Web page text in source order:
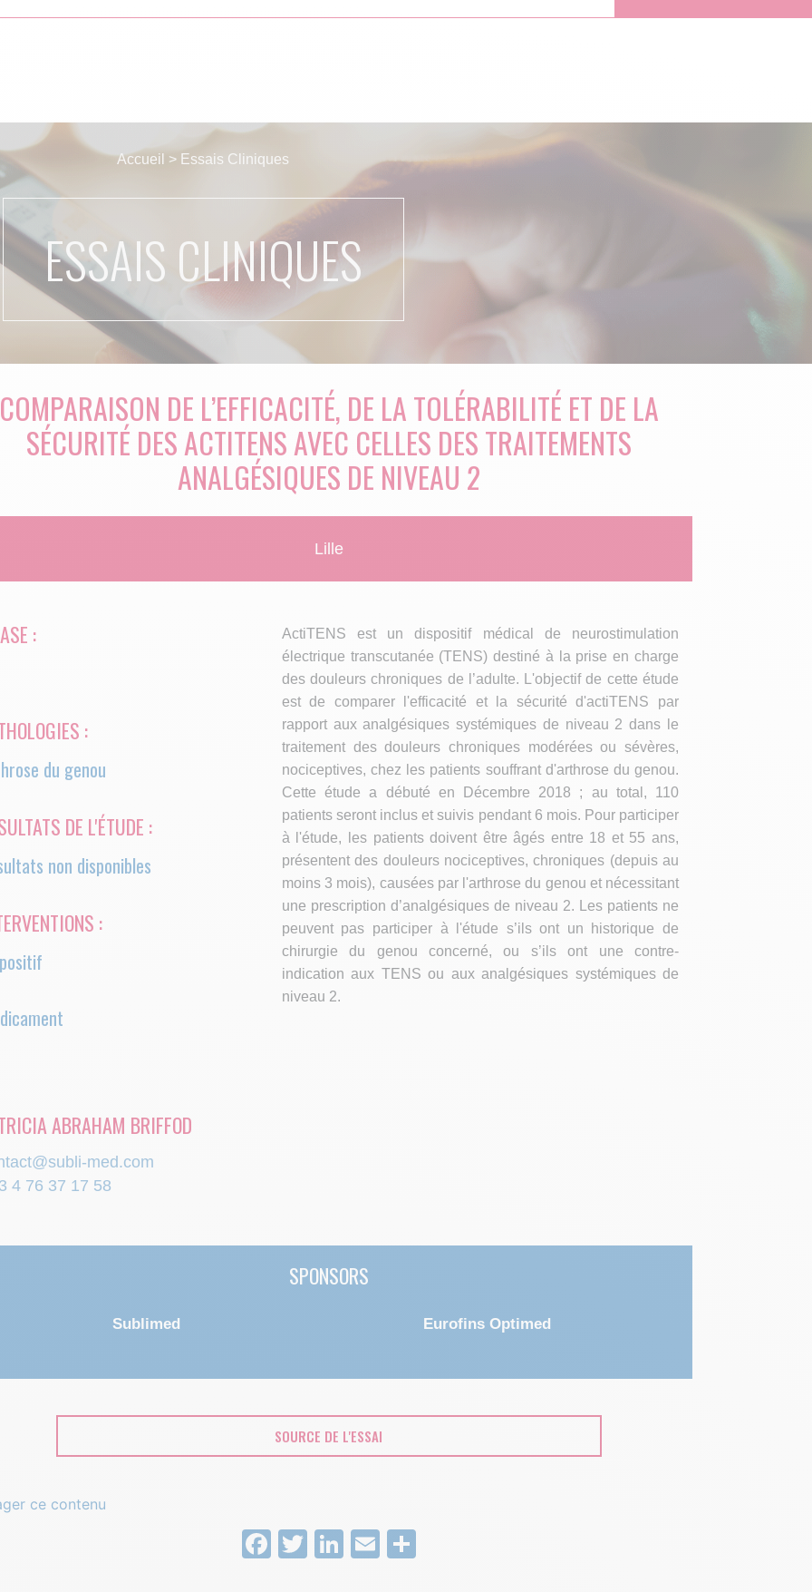
Accueil > Essais Cliniques
ESSAIS CLINIQUES
DE L’EFFICACITÉ, DE LA TOLÉRABILITÉ ET DE LA
SÉCURITÉ DES ACTITENS AVEC CELLES DES TRAITEMENTS
ANALGÉSIQUES DE NIVEAU 2
Lille
:
:
du genou
DE L'ÉTUDE :
non disponibles
:
ActiTENS est un dispositif médical de neurostimulation
électrique transcutanée (TENS) destiné à la prise en charge
des douleurs chroniques de l’adulte. L'objectif de cette étude
est de comparer l'efficacité et la sécurité d'actiTENS par
rapport aux analgésiques systémiques de niveau 2 dans le
traitement des douleurs chroniques modérées ou sévères,
nociceptives, chez les patients souffrant d'arthrose du genou.
Cette étude a débuté en Décembre 2018 ; au total, 110
patients seront inclus et suivis pendant 6 mois. Pour participer
à l'étude, les patients doivent être âgés entre 18 et 55 ans,
présentent des douleurs nociceptives, chroniques (depuis au
moins 3 mois), causées par l'arthrose du genou et nécessitant
une prescription d’analgésiques de niveau 2. Les patients ne
peuvent pas participer à l'étude s’ils ont un historique de
chirurgie du genou concerné, ou s’ils ont une contre-
indication aux TENS ou aux analgésiques systémiques de
niveau 2.
ABRAHAM BRIFFOD
med.com
4 76 37 17 58
SPONSORS
Sublimed Eurofins Optimed
SOURCE DE L'ESSAI
ce contenu
Facebook
Twitter
LinkedIn
EmailPartager